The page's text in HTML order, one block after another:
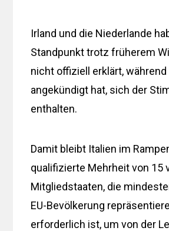
Irland und die Niederlande
Standpunkt trotz früherem
nicht offiziell erklärt, während
angekündigt hat, sich der
enthalten.
Damit bleibt Italien im
qualifizierte Mehrheit von 15
Mitgliedstaaten, die
EU-Bevölkerung
erforderlich ist, um von der